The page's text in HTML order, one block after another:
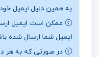
درباره نویسنده کتاب
خراسانی :
حسین وحید
به همین دلیل ایمیل خود
ایمیل شما ارسال شده
در صورتی که به هر